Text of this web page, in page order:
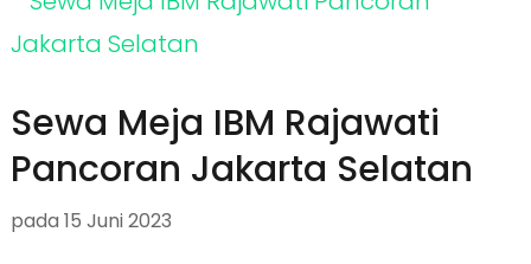
Sewa Meja IBM Rajawati
Pancoran Jakarta Selatan
pada 15 Juni 2023